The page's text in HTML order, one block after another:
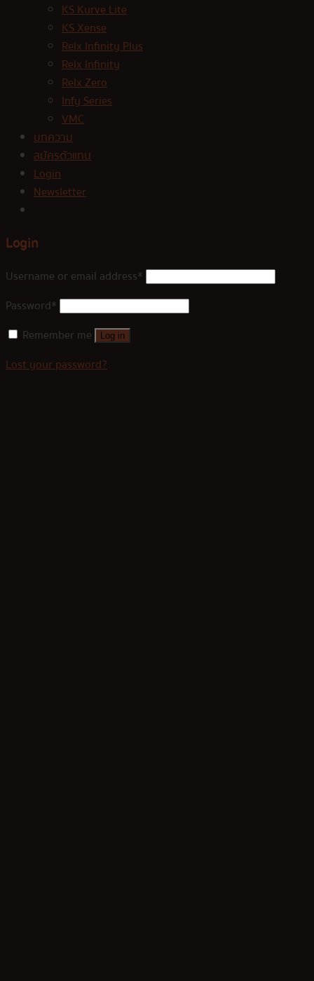
KS Kurve Lite
KS Xense
Relx Infinity Plus
Relx Infinity
Relx Zero
Infy Series
VMC
บทความ
สมัครตัวแทน
Login
Newsletter
Login
Username or email address*
Password*
Remember me
Log in
Lost your password?